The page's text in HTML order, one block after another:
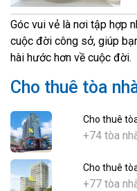
Góc vui vẻ là nơi tập hợp
cuộc đời công sở, giúp
hài hước hơn về cuộc đời.
Cho thuê tòa
Cho thuê
+74 tòa
Cho thuê
+77 tòa